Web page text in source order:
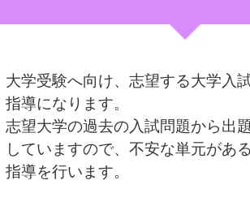
大学受験へ向け、志望する大学入
指導になります。
志望大学の過去の入試問題から出
していますので、不安な単元があ
指導を行います。